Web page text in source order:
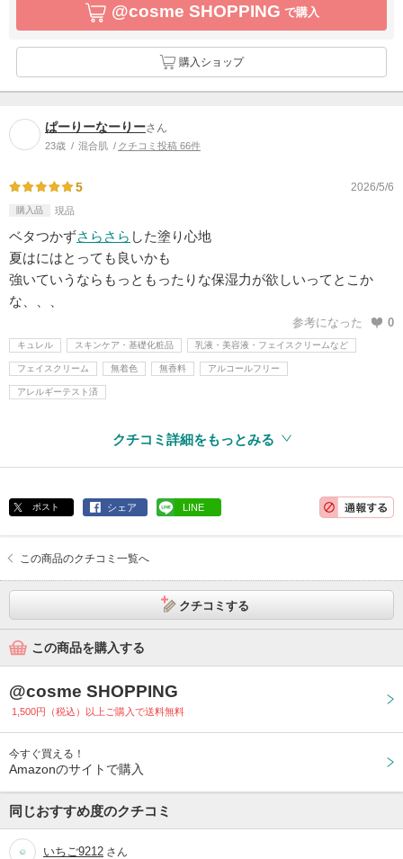
@cosme SHOPPING で購入
購入ショップ
ぱーりーなーりーさん
23歳 混合肌 クチコミ投稿 66件
5 2026/5/6
購入品 現品
ベタつかずさらさら した塗り心地
夏はにはとっても良いかも
強いていうならもっともったりな保湿力が欲しいってとこか
な、、、
参考になった 0
キュレル スキンケア・基礎化粧品 乳液・美容液・フェイスクリームなど
フェイスクリーム 無着色 無香料 アルコールフリー
アレルギーテスト済
クチコミ詳細をもっとみる
ポスト シェア LINE
この商品のクチコミ一覧へ
クチコミする
この商品を購入する
@cosme SHOPPING
1,500円（税込）以上ご購入で送料無料
今すぐ買える！
Amazonのサイトで購入
同じおすすめ度のクチコミ
いちご9212 さん